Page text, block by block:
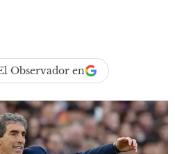
Observador en